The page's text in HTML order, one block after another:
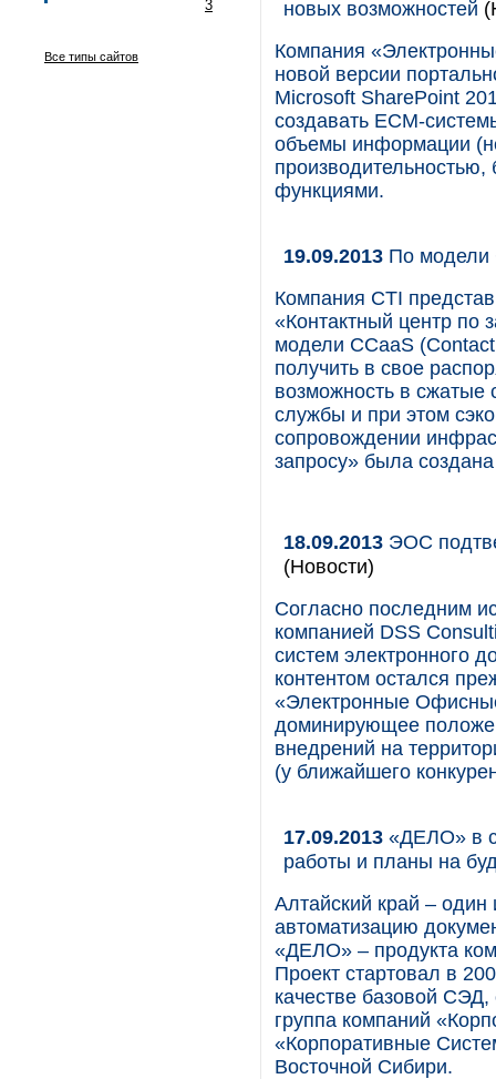
3
Все типы сайтов
новых возможностей
Компания
новой версии
Microsoft SharePoint
создавать ECM-
объемы информации
функциями.
19.09.2013 По модели
Компания CTI
«Контактный центр по
модели CCaaS
получить в свое
возможность в сжатые
службы и при этом
сопровождении
запросу» была
18.09.2013 ЭОС
(Новости)
Согласно последним
компанией DSS
систем электронного
контентом остался
«Электронные
доминирующее
внедрений на
(у ближайшего
17.09.2013 «ДЕЛО» в
работы и планы на
Алтайский край –
автоматизацию
«ДЕЛО» – продукта
Проект стартовал в
качестве базовой
группа компаний
«Корпоративные
Восточной Сибири.